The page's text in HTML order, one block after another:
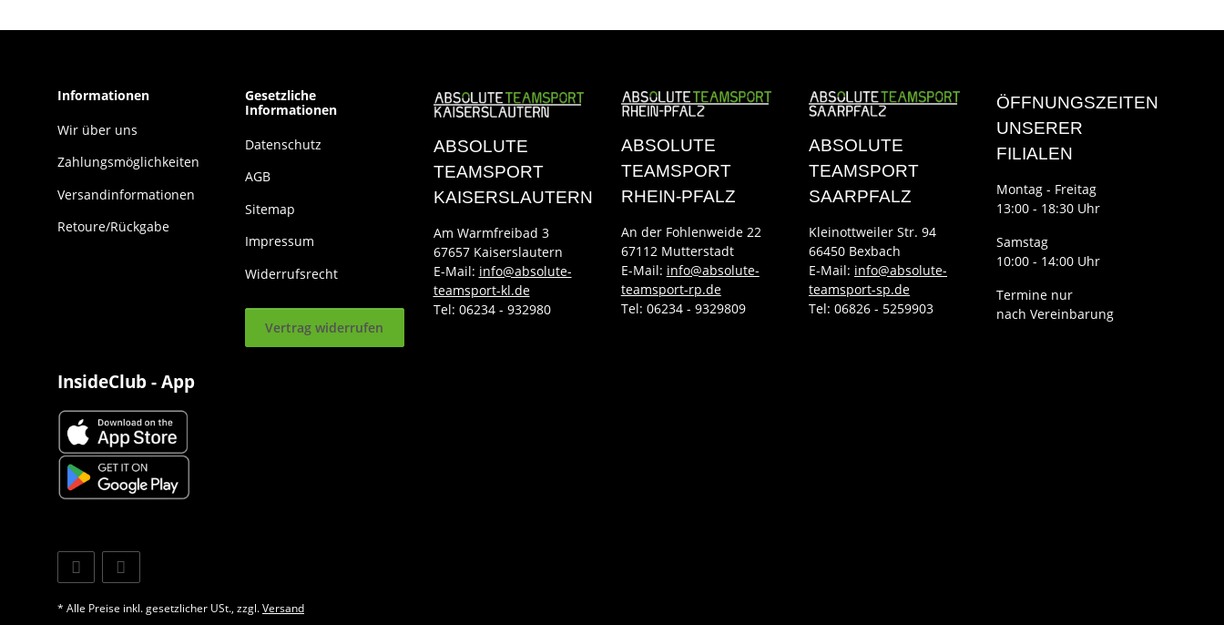
Informationen
Wir über uns
Zahlungsmöglichkeiten
Versandinformationen
Retoure/Rückgabe
Gesetzliche
Informationen
Datenschutz
AGB
Sitemap
Impressum
Widerrufsrecht
Vertrag widerrufen
ABSOLUTE
TEAMSPORT
KAISERSLAUTERN
Am Warmfreibad 3
67657 Kaiserslautern
E-Mail: info@absolute-
teamsport-kl.de
Tel: 06234 - 932980
ABSOLUTE
TEAMSPORT
RHEIN-PFALZ
An der Fohlenweide 22
67112 Mutterstadt
E-Mail: info@absolute-
teamsport-rp.de
Tel: 06234 - 9329809
ABSOLUTE
TEAMSPORT
SAARPFALZ
Kleinottweiler Str. 94
66450 Bexbach
E-Mail: info@absolute-
teamsport-sp.de
Tel: 06826 - 5259903
ÖFFNUNGSZEITEN
UNSERER
FILIALEN
Montag - Freitag
13:00 - 18:30 Uhr
Samstag
10:00 - 14:00 Uhr
Termine nur
nach Vereinbarung
InsideClub - App
* Alle Preise inkl. gesetzlicher USt., zzgl.Versand